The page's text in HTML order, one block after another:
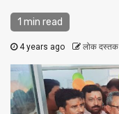
1 min read
4 years ago लोक दस्तक